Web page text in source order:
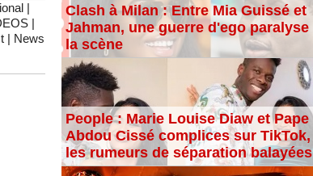
|
|
| News
Clash à Milan : Entre Mia Guissé et
Jahman, une guerre d'ego paralyse
la scène
People : Marie Louise Diaw et Pape
Abdou Cissé complices sur TikTok,
les rumeurs de séparation balayées